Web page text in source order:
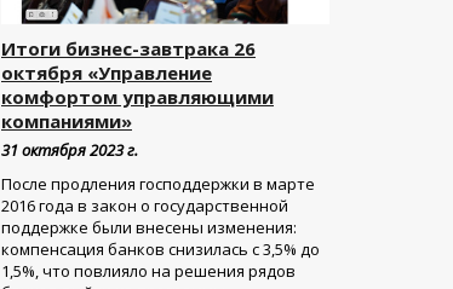
Итоги бизнес-завтрака 26
октября «Управление
комфортом управляющими
компаниями»
31 октября 2023 г.
После продления господдержки в марте
2016 года в закон о государственной
поддержке были внесены изменения:
компенсация банков снизилась с 3,5% до
1,5%, что повлияло на решения рядов